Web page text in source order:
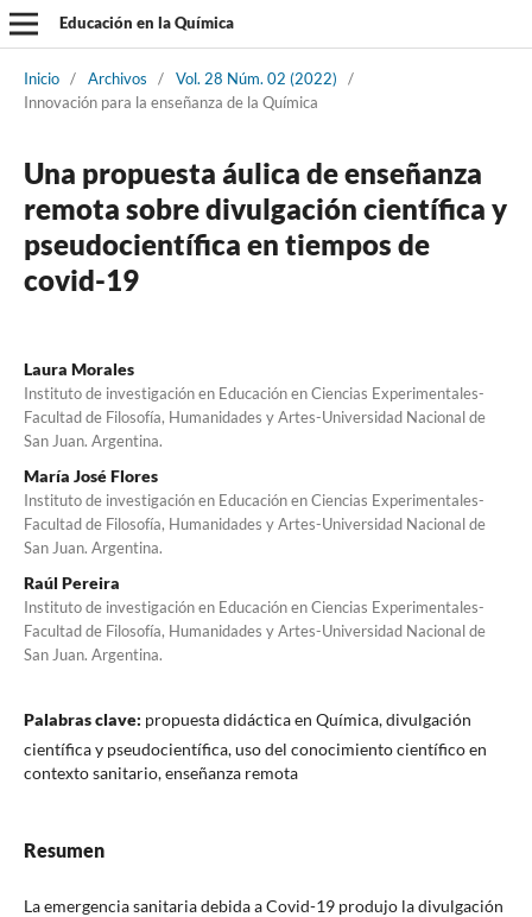
Educación en la Química
Inicio / Archivos / Vol. 28 Núm. 02 (2022)
/
Innovación para la enseñanza de la Química
Una propuesta áulica de enseñanza
remota sobre divulgación científica y
pseudocientífica en tiempos de
covid-19
Laura Morales
Instituto de investigación en Educación en Ciencias Experimentales-
Facultad de Filosofía, Humanidades y Artes-Universidad Nacional de
San Juan. Argentina.
María José Flores
Instituto de investigación en Educación en Ciencias Experimentales-
Facultad de Filosofía, Humanidades y Artes-Universidad Nacional de
San Juan. Argentina.
Raúl Pereira
Instituto de investigación en Educación en Ciencias Experimentales-
Facultad de Filosofía, Humanidades y Artes-Universidad Nacional de
San Juan. Argentina.
Palabras clave: propuesta didáctica en Química, divulgación
científica y pseudocientífica, uso del conocimiento científico en
contexto sanitario, enseñanza remota
Resumen
La emergencia sanitaria debida a Covid-19 produjo la divulgación